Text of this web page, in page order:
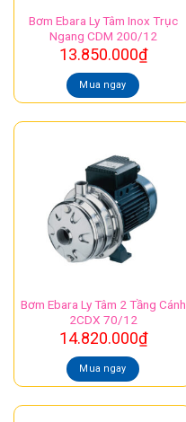
Bơm Ebara Ly Tâm Inox Trục
Ngang CDM 200/12
13.850.000₫
Mua ngay
Bơm Ebara Ly Tâm 2 Tầng Cánh
2CDX 70/12
14.820.000₫
Mua ngay